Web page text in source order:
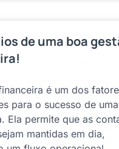
de uma boa
é um dos
para o sucesso de uma
Ela permite que as
mantidas em dia,